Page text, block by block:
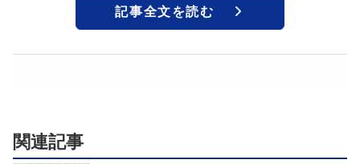
記事全文を読む
関連記事